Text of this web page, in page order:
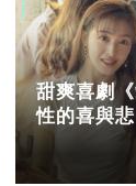
甜爽喜劇
性的喜與悲